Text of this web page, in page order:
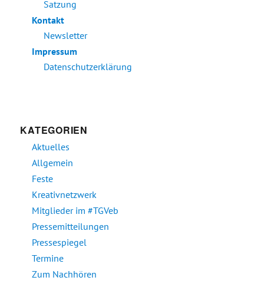
Satzung
Kontakt
Newsletter
Impressum
Datenschutzerklärung
KATEGORIEN
Aktuelles
Allgemein
Feste
Kreativnetzwerk
Mitglieder im #TGVeb
Pressemitteilungen
Pressespiegel
Termine
Zum Nachhören